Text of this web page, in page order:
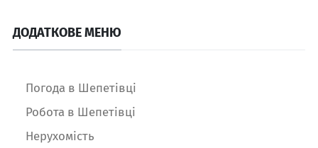
ДОДАТКОВЕ МЕНЮ
Погода в Шепетівці
Робота в Шепетівці
Нерухомість